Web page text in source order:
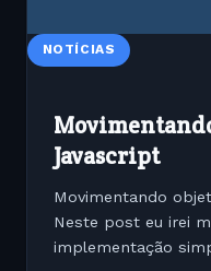
NOTÍCIAS
Javascript
Movimentando
Neste post eu irei
implementação